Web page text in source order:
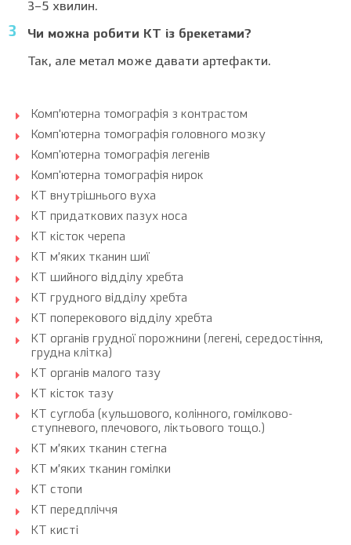
3–5 хвилин.
Чи можна робити КТ із брекетами?
Так, але метал може давати артефакти.
Комп’ютерна томографія з контрастом
Комп'ютерна томографія головного мозку
Комп'ютерна томографія легенів
Комп'ютерна томографія нирок
КТ внутрішнього вуха
КТ придаткових пазух носа
КТ кісток черепа
КТ м’яких тканин шиї
КТ шийного відділу хребта
КТ грудного відділу хребта
КТ поперекового відділу хребта
КТ органів грудної порожнини (легені, середостіння,
грудна клітка)
КТ органів малого тазу
КТ кісток тазу
КТ суглоба (кульшового, колінного, гомілково-
ступневого, плечового, ліктьового тощо.)
КТ м’яких тканин стегна
КТ м’яких тканин гомілки
КТ стопи
КТ передпліччя
КТ кисті